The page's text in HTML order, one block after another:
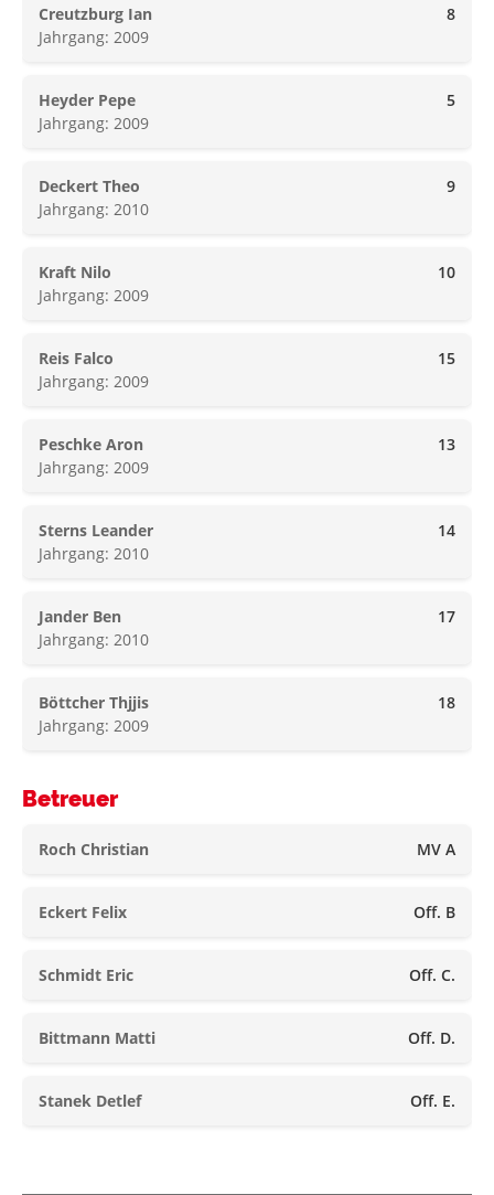
Creutzburg Ian
8
Jahrgang: 2009
Heyder Pepe
5
Jahrgang: 2009
Deckert Theo
9
Jahrgang: 2010
Kraft Nilo
10
Jahrgang: 2009
Reis Falco
15
Jahrgang: 2009
Peschke Aron
13
Jahrgang: 2009
Sterns Leander
14
Jahrgang: 2010
Jander Ben
17
Jahrgang: 2010
Böttcher Thjjis
18
Jahrgang: 2009
Betreuer
Roch Christian MV A
Eckert Felix Off. B
Schmidt Eric Off. C.
Bittmann Matti Off. D.
Stanek Detlef Off. E.